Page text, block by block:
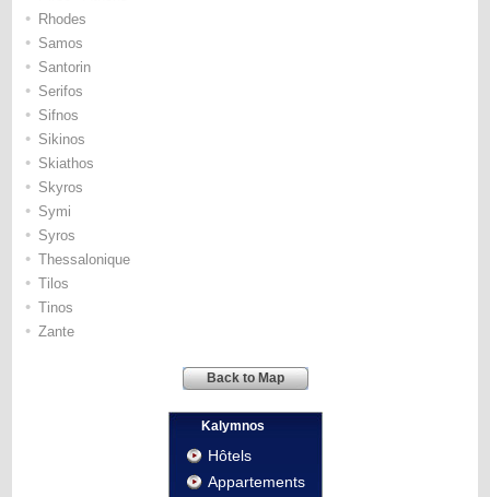
• Rhodes
• Samos
• Santorin
• Serifos
• Sifnos
• Sikinos
• Skiathos
• Skyros
• Symi
• Syros
• Thessalonique
• Tilos
• Tinos
• Zante
Back to Map
Kalymnos
Hôtels
Appartements